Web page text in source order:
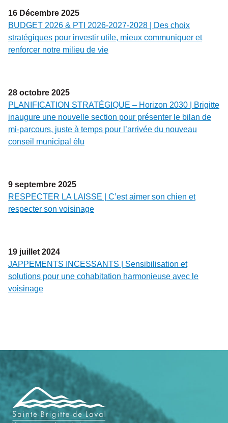
16 Décembre 2025
BUDGET 2026 & PTI 2026-2027-2028 | Des choix
stratégiques pour investir utile, mieux communiquer et
renforcer notre milieu de vie
28 octobre 2025
PLANIFICATION STRATÉGIQUE – Horizon 2030 | Brigitte
inaugure une nouvelle section pour présenter le bilan de
mi-parcours, juste à temps pour l’arrivée du nouveau
conseil municipal élu
9 septembre 2025
RESPECTER LA LAISSE | C’est aimer son chien et
respecter son voisinage
19 juillet 2024
JAPPEMENTS INCESSANTS | Sensibilisation et
solutions pour une cohabitation harmonieuse avec le
voisinage
Navigation
de
pied